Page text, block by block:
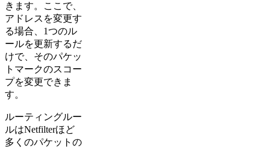
きます。ここで、
アドレスを変更す
る場合、1つのル
ールを更新するだ
けで、そのパケッ
トマークのスコー
プを変更できま
す。
ルーティングルー
ルはNetfilterほど
多くのパケットの